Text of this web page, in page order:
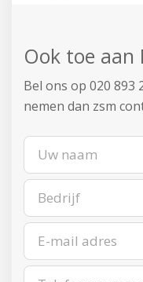
Ook toe aan
Bel ons op 020
nemen dan zsm